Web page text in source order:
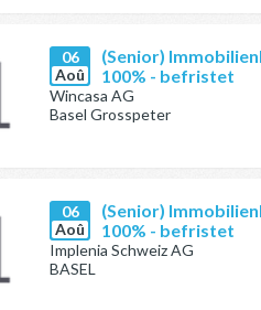
06
Aoû
(Senior)
100% - befristet
Wincasa AG
Basel Grosspeter
06
Aoû
(Senior)
100% - befristet
Implenia Schweiz AG
BASEL